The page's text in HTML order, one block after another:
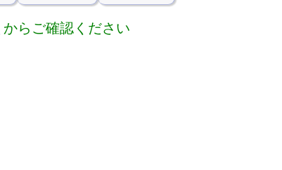
からご確認ください